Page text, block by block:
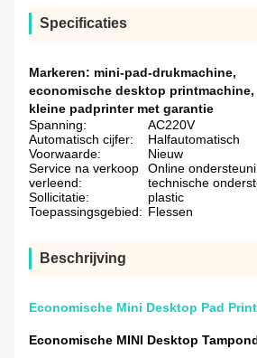
Specificaties
Markeren: mini-pad-drukmachine,
economische desktop printmachine,
kleine padprinter met garantie
Spanning:
AC220V
Automatisch cijfer:
Halfautomatisch
Voorwaarde:
Nieuw
Service na verkoop
verleend:
Online
technische
Sollicitatie:
plastic
Toepassingsgebied: Flessen
Beschrijving
Economische Mini Desktop Pad
Economische MINI Desktop